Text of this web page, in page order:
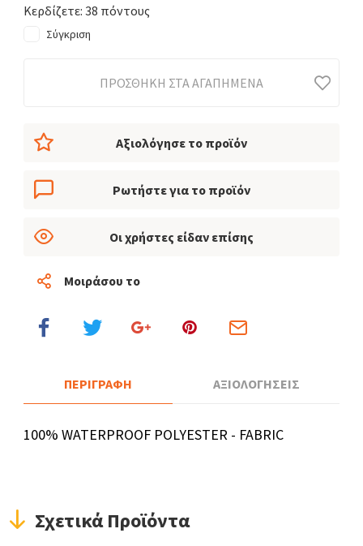
Αξιολόγησε το προϊόν
Ρωτήστε για το προϊόν
Οι χρήστες είδαν επίσης
Μοιράσου το
Κερδίζετε: 38 πόντους
Σύγκριση
ΠΡΟΣΘΉΚΗ ΣΤΑ ΑΓΑΠΗΜΈΝΑ
ΠΕΡΙΓΡΑΦΗ ΑΞΙΟΛΟΓΗΣΕΙΣ
100% WATERPROOF POLYESTER - FABRIC
Σχετικά Προϊόντα